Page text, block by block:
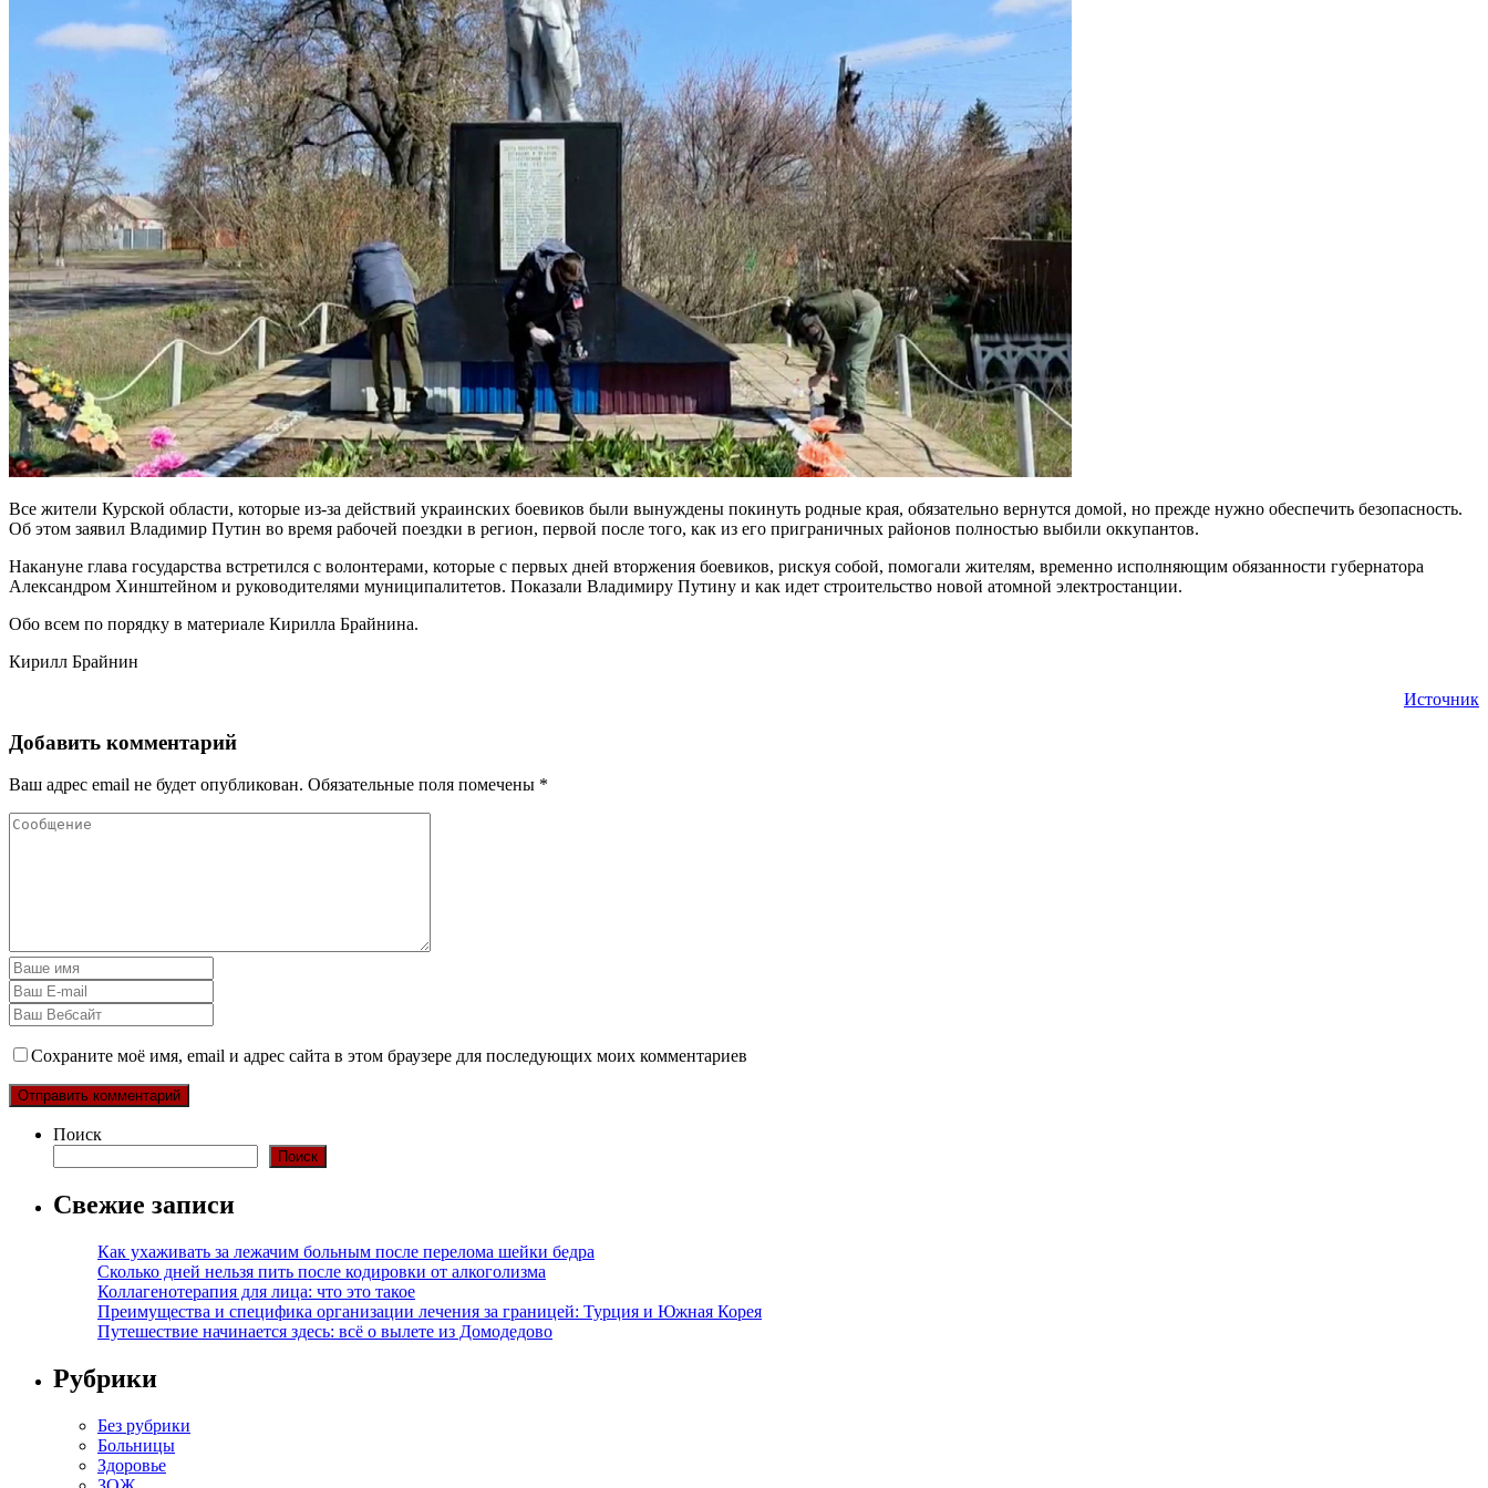
Все жители Курской области, которые из-за действий украинских боевиков были вынуждены покинуть родные края, обязательно вернутся домой, но прежде нужно обеспечить безопасность.
Об этом заявил Владимир Путин во время рабочей поездки в регион, первой после того, как из его приграничных районов полностью выбили оккупантов.
Накануне глава государства встретился с волонтерами, которые с первых дней вторжения боевиков, рискуя собой, помогали жителям, временно исполняющим обязанности губернатора
Александром Хинштейном и руководителями муниципалитетов. Показали Владимиру Путину и как идет строительство новой атомной электростанции.
Обо всем по порядку в материале Кирилла Брайнина.
Кирилл Брайнин
Источник
Добавить комментарий
Ваш адрес email не будет опубликован. Обязательные поля помечены *
Сохраните моё имя, email и адрес сайта в этом браузере для последующих моих комментариев
Поиск
Поиск
Свежие записи
Как ухаживать за лежачим больным после перелома шейки бедра
Сколько дней нельзя пить после кодировки от алкоголизма
Коллагенотерапия для лица: что это такое
Преимущества и специфика организации лечения за границей: Турция и Южная Корея
Путешествие начинается здесь: всё о вылете из Домодедово
Рубрики
Без рубрики
Больницы
Здоровье